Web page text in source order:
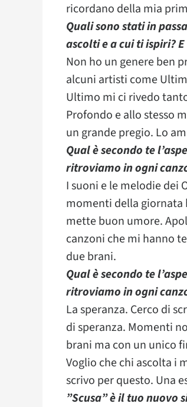
ricordano della mia
Quali sono stati in
ascolti e a cui ti ispiri?
Non ho un genere ben
alcuni artisti come
Ultimo mi ci rivedo
Profondo e allo stesso
un grande pregio. Lo
Qual è secondo te
ritroviamo in ogni
I suoni e le melodie dei
momenti della giornata
mette buon umore.
canzoni che mi hanno
due brani.
Qual è secondo te
ritroviamo in ogni
La speranza. Cerco di
di speranza. Momenti
brani ma con un unico
Voglio che chi ascolta i
scrivo per questo. Una
”Scusa” è il tuo nuovo